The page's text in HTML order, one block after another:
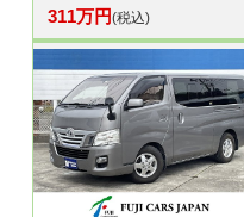
311万円(税込)